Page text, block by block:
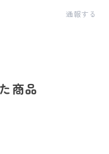
通報する
商品